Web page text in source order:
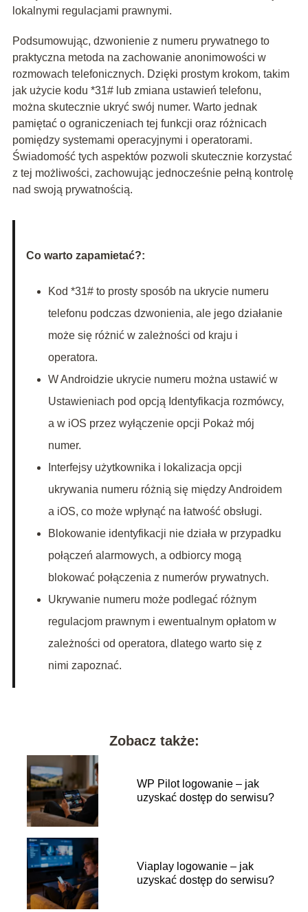
lokalnymi regulacjami prawnymi.
Podsumowując, dzwonienie z numeru prywatnego to
praktyczna metoda na zachowanie anonimowości w
rozmowach telefonicznych. Dzięki prostym krokom, takim
jak użycie kodu *31# lub zmiana ustawień telefonu,
można skutecznie ukryć swój numer. Warto jednak
pamiętać o ograniczeniach tej funkcji oraz różnicach
pomiędzy systemami operacyjnymi i operatorami.
Świadomość tych aspektów pozwoli skutecznie korzystać
z tej możliwości, zachowując jednocześnie pełną kontrolę
nad swoją prywatnością.
Co warto zapamietać?:
Kod *31# to prosty sposób na ukrycie numeru
telefonu podczas dzwonienia, ale jego działanie
może się różnić w zależności od kraju i
operatora.
W Androidzie ukrycie numeru można ustawić w
Ustawieniach pod opcją Identyfikacja rozmówcy,
a w iOS przez wyłączenie opcji Pokaż mój
numer.
Interfejsy użytkownika i lokalizacja opcji
ukrywania numeru różnią się między Androidem
a iOS, co może wpłynąć na łatwość obsługi.
Blokowanie identyfikacji nie działa w przypadku
połączeń alarmowych, a odbiorcy mogą
blokować połączenia z numerów prywatnych.
Ukrywanie numeru może podlegać różnym
regulacjom prawnym i ewentualnym opłatom w
zależności od operatora, dlatego warto się z
nimi zapoznać.
Zobacz także:
WP Pilot logowanie – jak
uzyskać dostęp do serwisu?
Viaplay logowanie – jak
uzyskać dostęp do serwisu?